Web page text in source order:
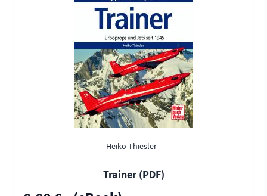
Heiko Thiesler
Trainer (PDF)